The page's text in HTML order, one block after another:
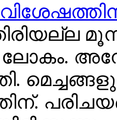
മൂന്ന്
അമ്പേ